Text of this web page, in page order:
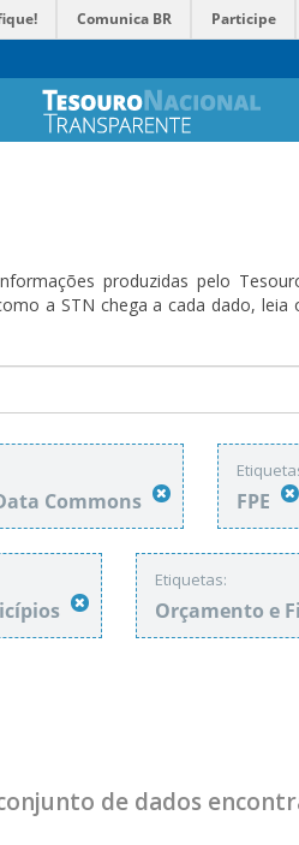
Comunica BR Participe
produzidas pelo
a STN chega a cada dado,
Commons FPE
Etiquetas:
Orçamento e
de dados